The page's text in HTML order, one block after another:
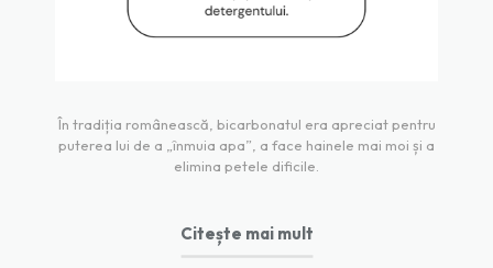
În tradiția românească, bicarbonatul era apreciat pentru
puterea lui de a „înmuia apa”, a face hainele mai moi și a
elimina petele dificile.
Citește mai mult